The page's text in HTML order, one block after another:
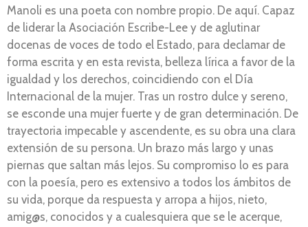
Manoli es una poeta con nombre propio. De aquí. Capaz
de liderar la Asociación Escribe-Lee y de aglutinar
docenas de voces de todo el Estado, para declamar de
forma escrita y en esta revista, belleza lírica a favor de la
igualdad y los derechos, coincidiendo con el Día
Internacional de la mujer. Tras un rostro dulce y sereno,
se esconde una mujer fuerte y de gran determinación. De
trayectoria impecable y ascendente, es su obra una clara
extensión de su persona. Un brazo más largo y unas
piernas que saltan más lejos. Su compromiso lo es para
con la poesía, pero es extensivo a todos los ámbitos de
su vida, porque da respuesta y arropa a hijos, nieto,
amig@s, conocidos y a cualesquiera que se le acerque,